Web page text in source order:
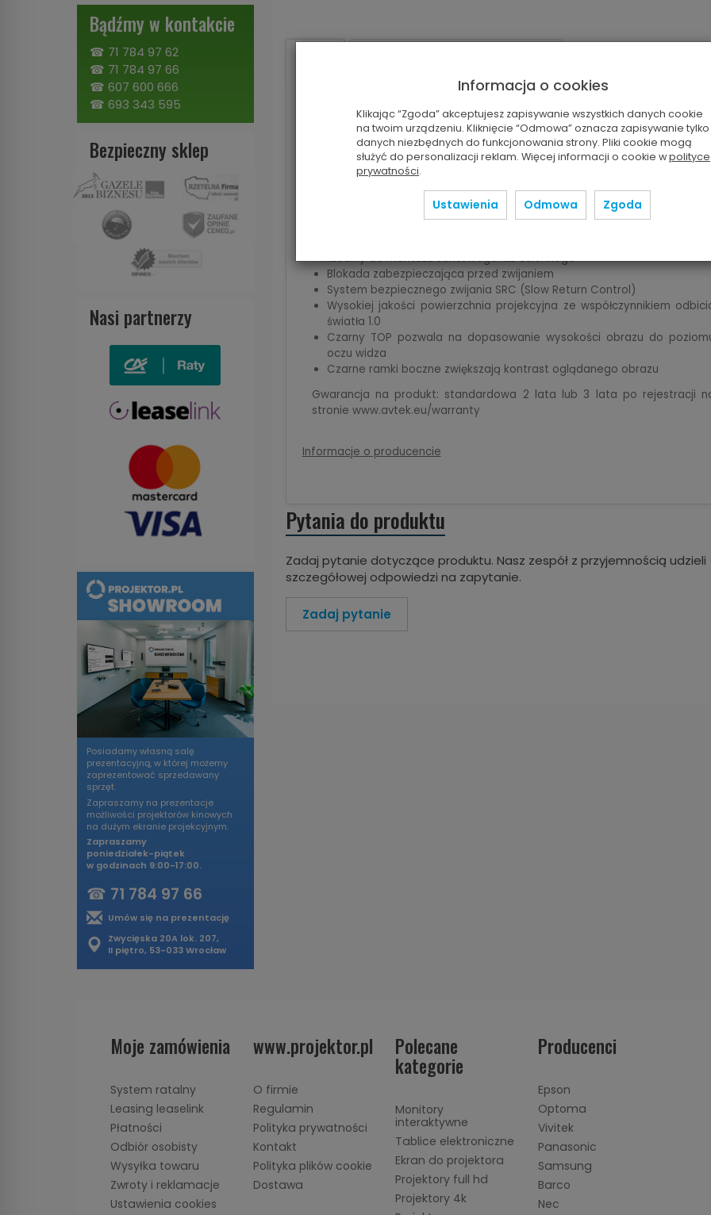
Wysoka jakość przy zachowaniu rozsądnego budżetu
inwestycji
Obudowa metalowa Magnum w kolorze białym o kwadratowym
przekroju
Płaska powierzchnia dolna idealna do zabudowy w podwieszanych
Idealny do montażu sufitowego lub ściennego
Blokada zabezpieczająca przed zwijaniem
System bezpiecznego zwijania SRC (Slow Return Control)
Wysokiej jakości powierzchnia projekcyjna ze współczynnikiem
światła 1.0
Czarny TOP pozwala na dopasowanie wysokości obrazu do
oczu widza
Czarne ramki boczne zwiększają kontrast oglądanego obrazu
Gwarancja na produkt: standardowa 2 lata lub 3 lata po rejestracji
stronie www.avtek.eu/warranty
Informacje o producencie
Pytania do produktu
Zadaj pytanie dotyczące produktu. Nasz zespół z przyjemnością udzieli
szczegółowej odpowiedzi na zapytanie.
Zadaj pytanie
Bądźmy w kontakcie
☎ 71 784 97 62
☎ 71 784 97 66
☎ 607 600 666
☎ 693 343 595
Bezpieczny sklep
Nasi partnerzy
Posiadamy własną salę
prezentacyjną, w której możemy
zaprezentować sprzedawany
sprzęt.
Zapraszamy na prezentacje
możliwości projektorów kinowych
na dużym ekranie projekcyjnym.
Zapraszamy
poniedziałek-piątek
w godzinach 9:00-17:00.
☎ 71 784 97 66
Umów się na prezentację
Zwycięska 20A lok. 207,
II piętro, 53-033 Wrocław
Moje zamówienia
System ratalny
Leasing leaselink
Płatności
Odbiór osobisty
Wysyłka towaru
Zwroty i reklamacje
Ustawienia cookies
www.projektor.pl
O firmie
Regulamin
Polityka prywatności
Kontakt
Polityka plików cookie
Dostawa
Polecane
kategorie
Monitory
interaktywne
Tablice elektroniczne
Ekran do projektora
Projektory full hd
Projektory 4k
Producenci
Epson
Optoma
Vivitek
Panasonic
Samsung
Barco
Nec
Informacja o cookies
Klikając “Zgoda” akceptujesz zapisywanie wszystkich danych cookie
na twoim urządzeniu. Kliknięcie “Odmowa” oznacza zapisywanie tylko
danych niezbędnych do funkcjonowania strony. Pliki cookie mogą
służyć do personalizacji reklam. Więcej informacji o cookie wpolityce
prywatności.
Ustawienia Odmowa Zgoda